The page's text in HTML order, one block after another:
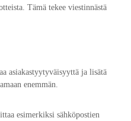
Tämä tekee viestinnästä
asiakastyytyväisyyttä ja lisätä
enemmän.
esimerkiksi sähköpostien